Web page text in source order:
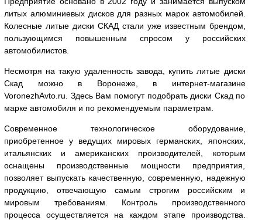
литых алюминиевых дисков для разных марок автомобилей.
Колесные литые диски СКАД стали уже известным брендом,
пользующимся повышенным спросом у российских
автомобилистов.
Несмотря на такую удаленность завода, купить литые диски
Скад можно в Воронеже, в интернет-магазине
VoronezhAvto.ru. Здесь Вам помогут подобрать диски Скад по
марке автомобиля и по рекомендуемым параметрам.
Современное технологическое оборудование,
приобретенное у ведущих мировых германских, японских,
итальянских и американских производителей, которым
оснащены производственные мощности предприятия,
позволяет выпускать качественную, современную, надежную
продукцию, отвечающую самым строгим российским и
мировым требованиям. Контроль производственного
процесса осуществляется на каждом этапе производства.